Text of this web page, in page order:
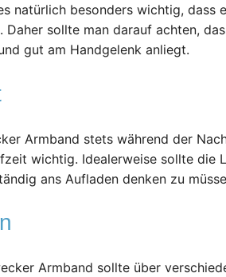
natürlich besonders wichtig, dass
sollte man darauf achten,
gut am Handgelenk anliegt.
Armband stets während der
wichtig. Idealerweise sollte die
ans Aufladen denken zu
Armband sollte über